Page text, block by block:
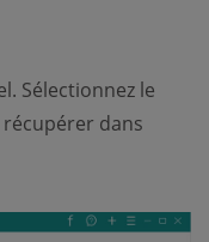
Sélectionnez le
dans